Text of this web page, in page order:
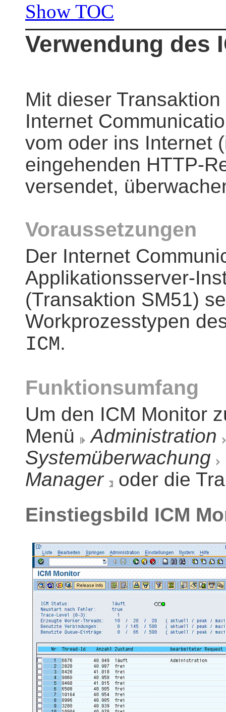
Show TOC
Verwendung des
Mit dieser
Internet
vom oder ins Internet
eingehenden HTTP-
versendet,
Voraussetzungen
Der Internet
Applikationsserver-
(Transaktion SM51)
Workprozesstypen
ICM.
Funktionsumfang
Um den ICM Monitor
Menü
Administration
Systemüberwachung
Manager
oder die
Einstiegsbild ICM